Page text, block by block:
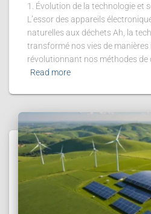
1. Évolution de la technologie et
L’essor des appareils
naturelles aux déchets Ah, la
transformé nos vies de manières
révolutionnant nos méthodes de
Read more